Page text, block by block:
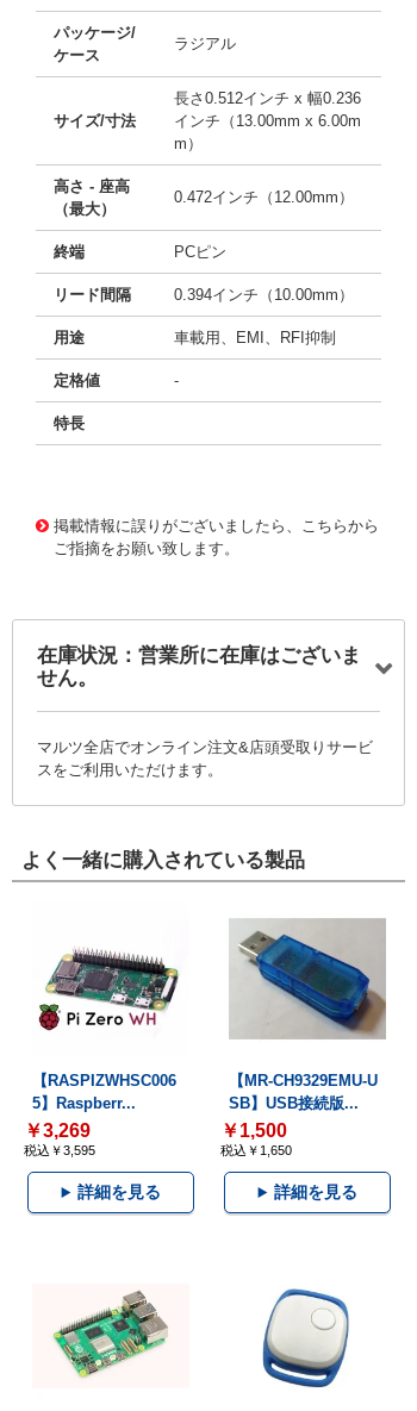
パッケージ/
ケース
ラジアル
サイズ/寸法
長さ0.512インチ x 幅0.236
インチ（13.00mm x 6.00m
m）
高さ - 座高
（最大）
0.472インチ（12.00mm）
終端 PCピン
リード間隔 0.394インチ（10.00mm）
用途 車載用、EMI、RFI抑制
定格値 -
特長
掲載情報に誤りがございましたら、こちらから
ご指摘をお願い致します。
在庫状況：営業所に在庫はございま
せん。
マルツ全店でオンライン注文&店頭受取りサービ
スをご利用いただけます。
よく一緒に購入されている製品
【RASPIZWHSC006
5】Raspberr...
￥3,269
税込￥3,595
詳細を見る
【MR-CH9329EMU-U
SB】USB接続版...
￥1,500
税込￥1,650
詳細を見る